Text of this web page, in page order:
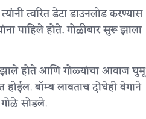
त्वरित डेटा डाउनलोड करण्यास
पाहिले होते. गोळीबार सुरू झाला
झाले होते आणि गोळ्यांचा आवाज घुमू
बॉम्ब लावताच दोघेही वेगाने
सोडले.